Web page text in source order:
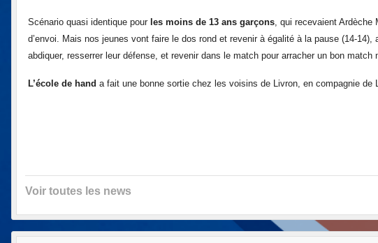
Scénario quasi identique pour les moins de 13 ans garçons , qui recevaient
d’envoi. Mais nos jeunes vont faire le dos rond et revenir à égalité à la pause (14-
abdiquer, resserrer leur défense, et revenir dans le match pour arracher un bon match
L’école de hand a fait une bonne sortie chez les voisins de Livron, en compagnie de
Voir toutes les news